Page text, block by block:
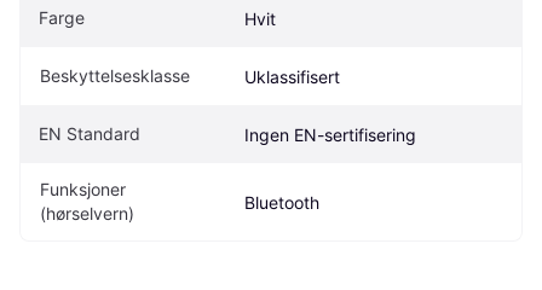
Farge Hvit
Beskyttelsesklasse Uklassifisert
EN Standard Ingen EN-sertifisering
Funksjoner
(hørselvern)
Bluetooth